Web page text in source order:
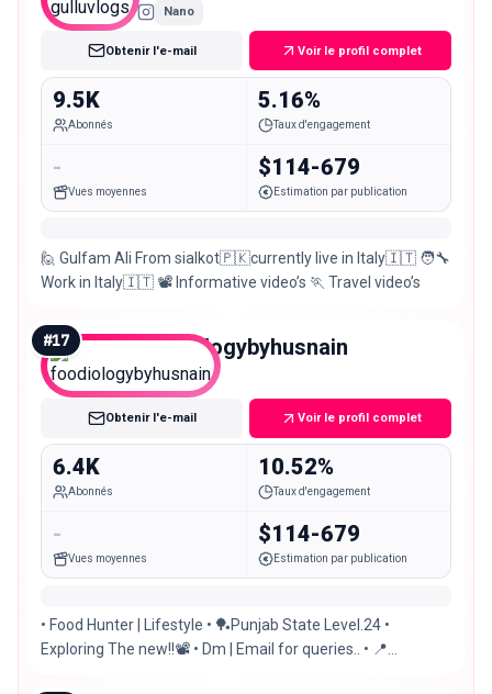
Nano
Obtenir l'e-mail Voir le profil complet
9.5K
Abonnés
5.16%
Taux d'engagement
-
Vues moyennes
$114-679
Estimation par publication
🙋 Gulfam Ali From sialkot🇵🇰currently live in Italy🇮🇹 🧑‍🔧
Work in Italy🇮🇹 📽️ Informative video’s 🏃 Travel video’s
#17 foodiologybyhusnain
Nano
Obtenir l'e-mail Voir le profil complet
6.4K
Abonnés
10.52%
Taux d'engagement
-
Vues moyennes
$114-679
Estimation par publication
• Food Hunter | Lifestyle • 🏓Punjab State Level.24 •
Exploring The new!!📽️ • Dm | Email for queries.. • 📍